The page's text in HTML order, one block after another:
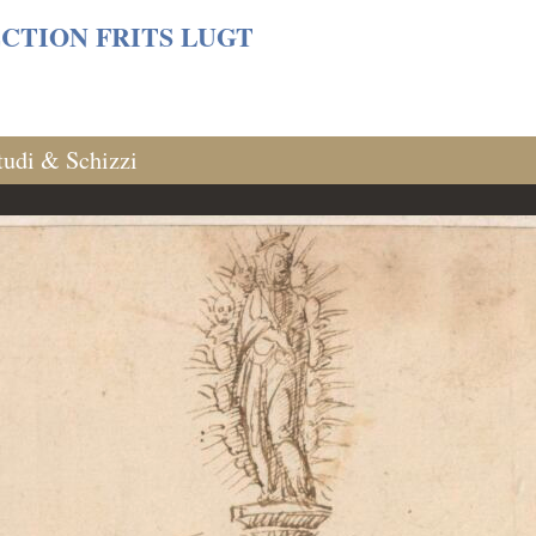
sites/
FRITS LUGT
& Schizzi